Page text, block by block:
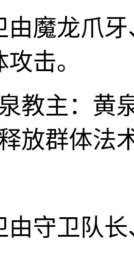
由魔龙爪
击。
教主：黄
放群体法
由守卫队